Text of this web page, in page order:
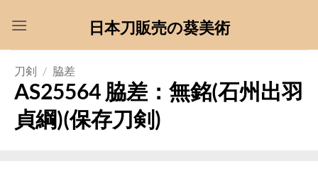
日本刀販売の葵美術
刀剣 / 脇差
AS25564 脇差：無銘(石州出羽
貞綱)(保存刀剣)